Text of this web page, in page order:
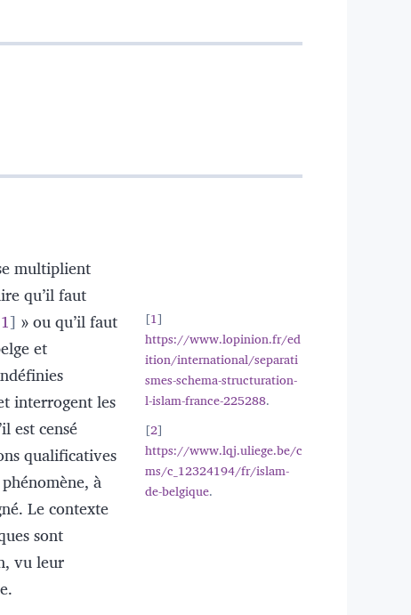
multiplient
qu’il faut
1 » ou qu’il faut
et
interrogent les
est censé
qualificatives
à
Le contexte
sont
vu leur
1
https://www.lopinion.fr/ed
ition/international/separati
smes-schema-structuration-
l-islam-france-225288.
2
https://www.lqj.uliege.be/c
ms/c_12324194/fr/islam-
de-belgique.